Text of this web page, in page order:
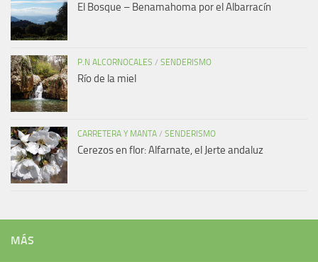
El Bosque – Benamahoma por el Albarracín
P.N ALCORNOCALES / SENDERISMO
Río de la miel
CARRETERA Y MANTA / SENDERISMO
Cerezos en flor: Alfarnate, el Jerte andaluz
MÁS